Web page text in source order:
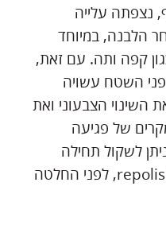
נצפתה עלייה
הלבנה, במיוחד
קפה ותה. עם זאת,
השטח עשויה
הצבעוני ואת
של פגיעה
לשקול תחילה
התערבות שמרנית כגון repolishing, לפני החלטה